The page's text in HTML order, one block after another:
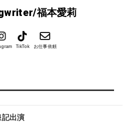
福本愛莉
TikTok お仕事依頼
出演